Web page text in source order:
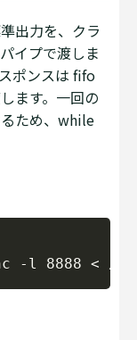
出力を、クラ
イプで渡しま
ポンスは fifo
ます。一回の
ため、while